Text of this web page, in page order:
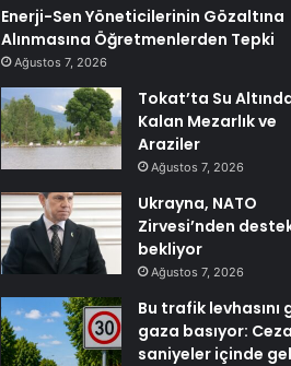
Enerji-Sen Yöneticilerinin Gözaltına
Alınmasına Öğretmenlerden Tepki
Ağustos 7, 2026
Tokat’ta Su
Kalan Mezarlık ve
Araziler
Ağustos 7, 2026
Ukrayna, NATO
Zirvesi’nden
bekliyor
Ağustos 7, 2026
Bu trafik levhasını
gaza basıyor:
saniyeler içinde